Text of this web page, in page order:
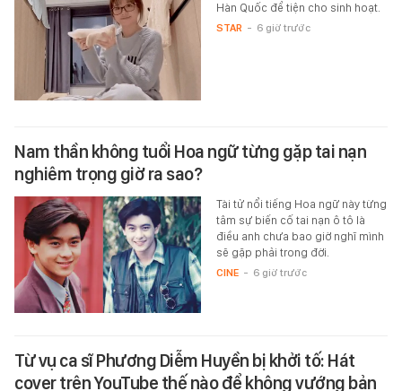
Hàn Quốc để tiện cho sinh hoạt.
STAR - 6 giờ trước
Nam thần không tuổi Hoa ngữ từng gặp tai nạn
nghiêm trọng giờ ra sao?
Tài tử nổi tiếng Hoa ngữ này từng
tâm sự biến cố tai nạn ô tô là
điều anh chưa bao giờ nghĩ mình
sẽ gặp phải trong đời.
CINE - 6 giờ trước
Từ vụ ca sĩ Phương Diễm Huyền bị khởi tố: Hát
cover trên YouTube thế nào để không vướng bản